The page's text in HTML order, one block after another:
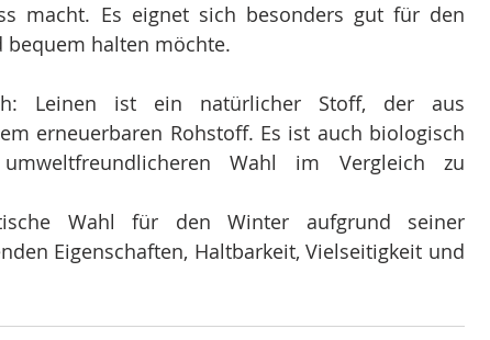
macht. Es eignet sich besonders gut für den
halten möchte.
Leinen ist ein natürlicher Stoff, der aus
erneuerbaren Rohstoff. Es ist auch biologisch
Wahl im Vergleich zu
Wahl für den Winter aufgrund seiner
Eigenschaften, Haltbarkeit, Vielseitigkeit und